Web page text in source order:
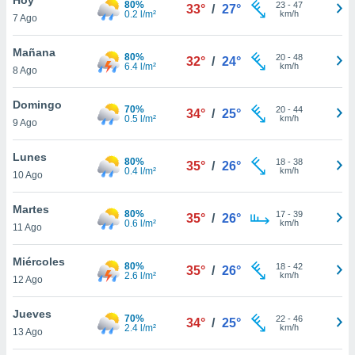
en
más
nuestra
de
cookies
aceptar
7 Ago
80%
0.2 l/m²
33° / 27° 23- 47
km/h
Mañana
8 Ago
80%
6.4 l/m²
32° / 24° 20- 48
km/h
Domingo
9 Ago
70%
0.5 l/m²
34° / 25° 20- 44
km/h
Lunes
10 Ago
80%
0.4 l/m²
35° / 26° 18- 38
km/h
Martes
11 Ago
80%
0.6 l/m²
35° / 26° 17- 39
km/h
Miércoles
12 Ago
80%
2.6 l/m²
35° / 26° 18- 42
km/h
Jueves
13 Ago
70%
2.4 l/m²
34° / 25° 22- 46
km/h